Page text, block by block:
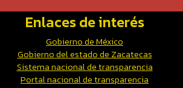
Enlaces de interés
Gobierno de México
Gobierno del estado de Zacatecas
Sistema nacional de transparencia
Portal nacional de transparencia